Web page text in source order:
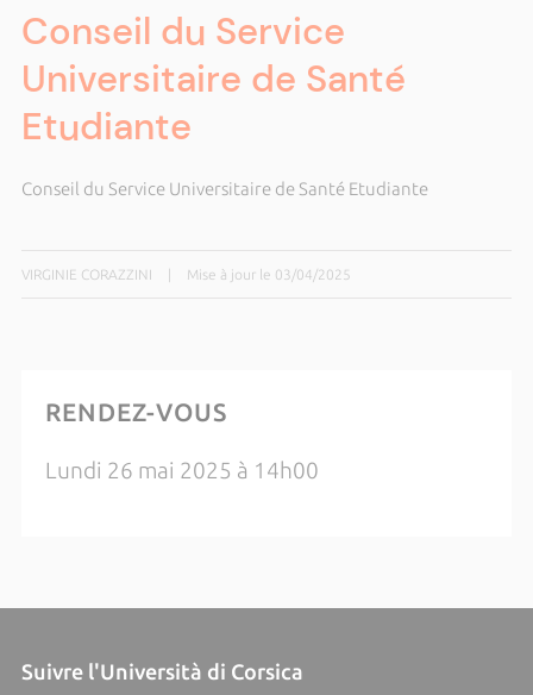
Conseil du Service
Universitaire de Santé
Etudiante
Conseil du Service Universitaire de Santé Etudiante
VIRGINIE CORAZZINI Mise à jour le 03/04/2025
RENDEZ-VOUS
Lundi 26 mai 2025 à 14h00
Suivre l'Università di Corsica